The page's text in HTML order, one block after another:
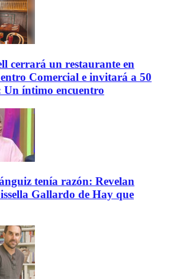
cerrará un restaurante en
Comercial e invitará a 50
Un íntimo encuentro
tenía razón: Revelan
Gallardo de Hay que